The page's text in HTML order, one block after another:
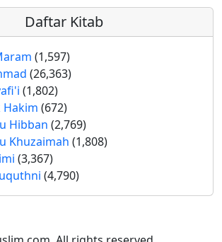
Daftar Kitab
(1,597)
(26,363)
(1,802)
(672)
Hibban (2,769)
Khuzaimah (1,808)
(3,367)
(4,790)